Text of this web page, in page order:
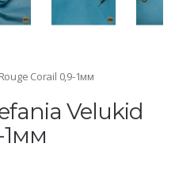
Corail 0,9-1мм
Velukid
1мм